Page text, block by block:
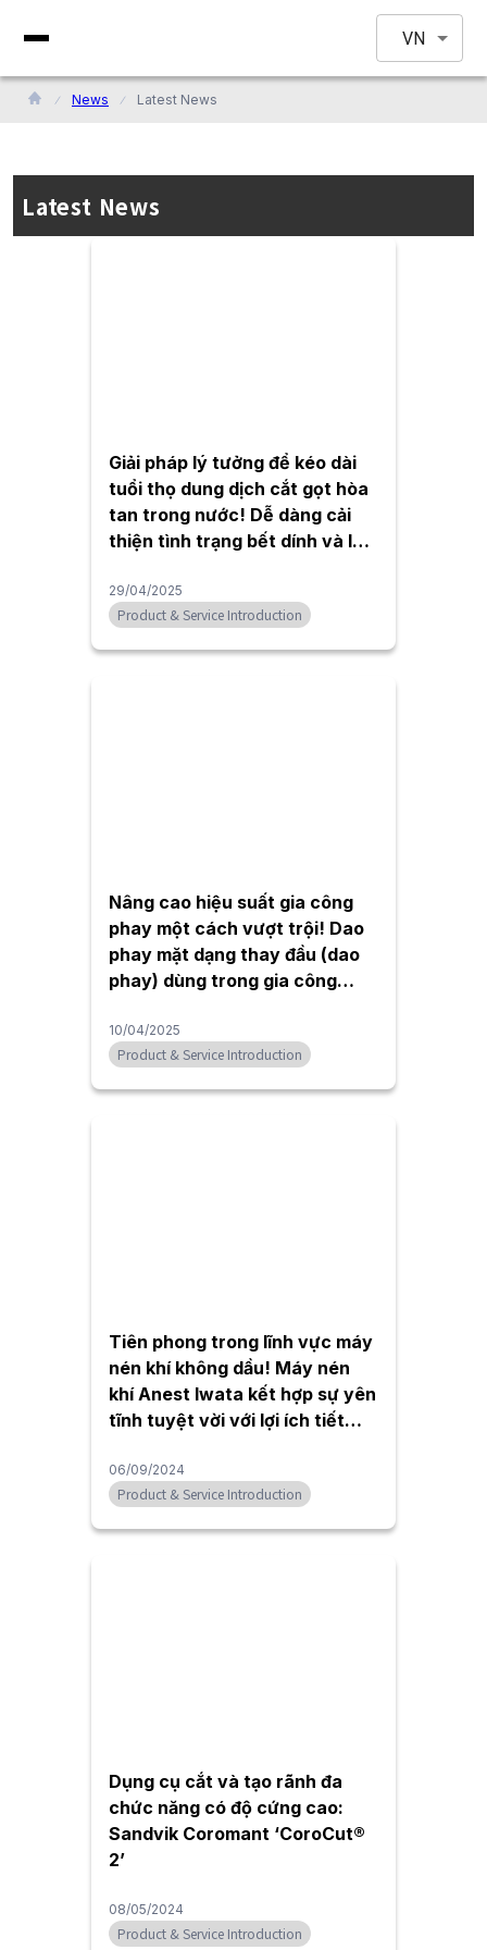
VN
News Latest News
Latest News
Giải pháp lý tưởng để kéo dài
tuổi thọ dung dịch cắt gọt hòa
tan trong nước! Dễ dàng cải
thiện tình trạng bết dính và loại
CF-50" của NMC.
29/04/2025
Product & Service Introduction
Nâng cao hiệu suất gia công
phay một cách vượt trội! Dao
phay mặt dạng thay đầu (dao
phay) dùng trong gia công
10/04/2025
Product & Service Introduction
Tiên phong trong lĩnh vực máy
nén khí không dầu! Máy nén
khí Anest Iwata kết hợp sự yên
tĩnh tuyệt vời với lợi ích tiết
06/09/2024
Product & Service Introduction
Dụng cụ cắt và tạo rãnh đa
chức năng có độ cứng cao:
Sandvik Coromant ‘CoroCut®
2’
08/05/2024
Product & Service Introduction